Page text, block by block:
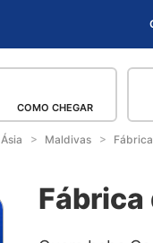
COMO CHEGAR
Ásia Maldivas
Fábrica